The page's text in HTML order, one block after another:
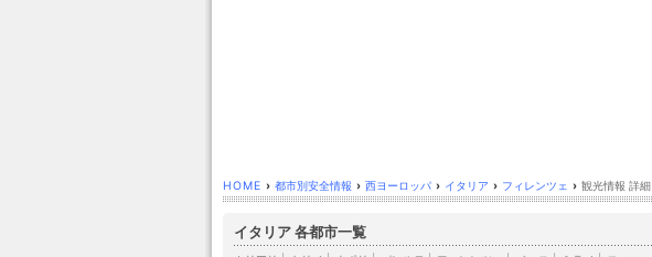
HOME › 都市別安全情報 › 西ヨーロッパ › イタリア › フィレンツェ › 観光情報 詳細
イタリア 各都市一覧